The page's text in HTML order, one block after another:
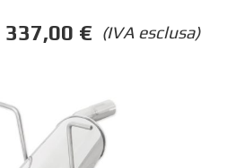
(IVA esclusa)
337,00 €